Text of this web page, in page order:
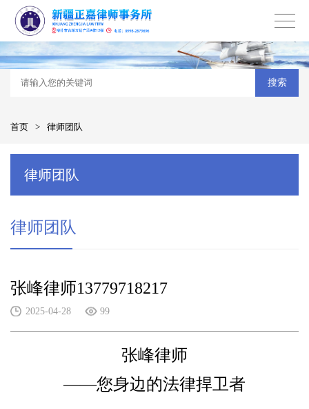
搜索
首页 > 律师团队
律师团队
律师团队
张峰律师13779718217
2025-04-28 99
张峰律师
——您身边的法律捍卫者